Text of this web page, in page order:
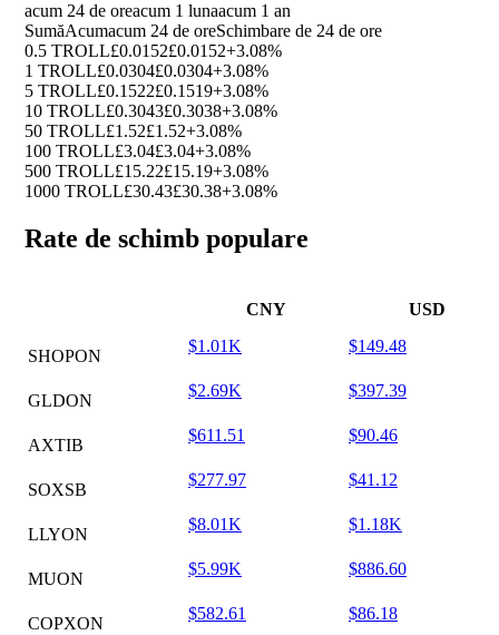
acum 24 de oreacum 1 lunaacum 1 an
SumăAcumacum 24 de oreSchimbare de 24 de ore
0.5 TROLL£0.0152£0.0152+3.08%
1 TROLL£0.0304£0.0304+3.08%
5 TROLL£0.1522£0.1519+3.08%
10 TROLL£0.3043£0.3038+3.08%
50 TROLL£1.52£1.52+3.08%
100 TROLL£3.04£3.04+3.08%
500 TROLL£15.22£15.19+3.08%
1000 TROLL£30.43£30.38+3.08%
Rate de schimb populare
CNY USD
SHOPON
$1.01K $149.48
GLDON
$2.69K $397.39
AXTIB
$611.51 $90.46
SOXSB
$277.97 $41.12
LLYON
$8.01K $1.18K
MUON
$5.99K $886.60
COPXON
$582.61 $86.18